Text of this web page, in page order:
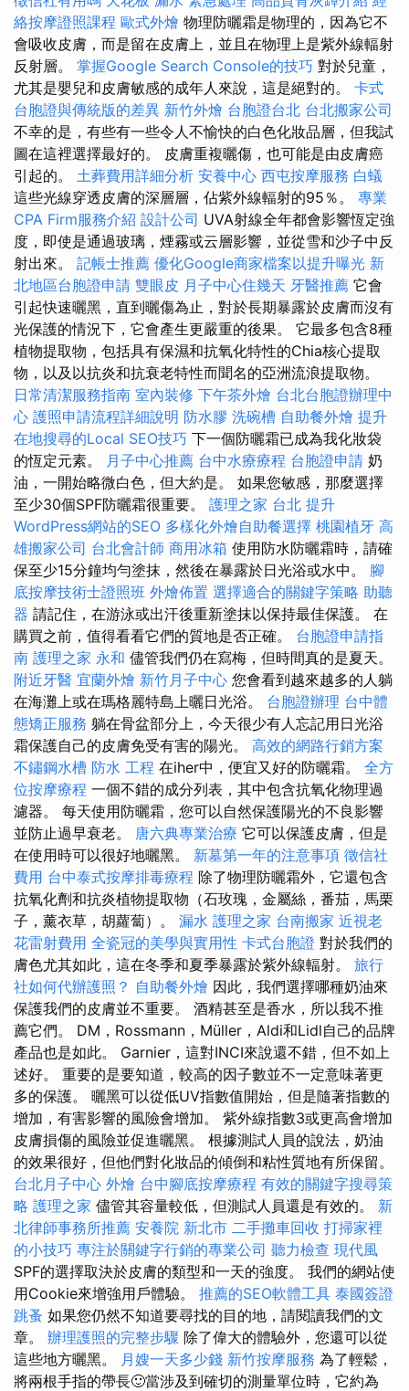
絡按摩證照課程 歐式外燴 物理防曬霜是物理的，因為它不
會吸收皮膚，而是留在皮膚上，並且在物理上是紫外線輻射
反射層。 掌握Google Search Console的技巧 對於兒童，
尤其是嬰兒和皮膚敏感的成年人來說，這是絕對的。 卡式
台胞證與傳統版的差異 新竹外燴 台胞證台北 台北搬家公司
不幸的是，有些有一些令人不愉快的白色化妝品層，但我試
圖在這裡選擇最好的。 皮膚重複曬傷，也可能是由皮膚癌
引起的。 土葬費用詳細分析 安養中心 西屯按摩服務 白蟻
這些光線穿透皮膚的深層層，佔紫外線輻射的95％。 專業
CPA Firm服務介紹 設計公司 UVA射線全年都會影響恆定強
度，即使是通過玻璃，煙霧或云層影響，並從雪和沙子中反
射出來。 記帳士推薦 優化Google商家檔案以提升曝光 新
北地區台胞證申請 雙眼皮 月子中心住幾天 牙醫推薦 它會
引起快速曬黑，直到曬傷為止，對於長期暴露於皮膚而沒有
光保護的情況下，它會產生更嚴重的後果。 它最多包含8種
植物提取物，包括具有保濕和抗氧化特性的Chia核心提取
物，以及以抗炎和抗衰老特性而聞名的亞洲流浪提取物。
日常清潔服務指南 室內裝修 下午茶外燴 台北台胞證辦理中
心 護照申請流程詳細說明 防水膠 洗碗槽 自助餐外燴 提升
在地搜尋的Local SEO技巧 下一個防曬霜已成為我化妝袋
的恆定元素。 月子中心推薦 台中水療療程 台胞證申請 奶
油，一開始略微白色，但大約是。 如果您敏感，那麼選擇
至少30個SPF防曬霜很重要。 護理之家 台北 提升
WordPress網站的SEO 多樣化外燴自助餐選擇 桃園植牙 高
雄搬家公司 台北會計師 商用冰箱 使用防水防曬霜時，請確
保至少15分鐘均勻塗抹，然後在暴露於日光浴或水中。 腳
底按摩技術士證照班 外燴佈置 選擇適合的關鍵字策略 助聽
器 請記住，在游泳或出汗後重新塗抹以保持最佳保護。 在
購買之前，值得看看它們的質地是否正確。 台胞證申請指
南 護理之家 永和 儘管我們仍在寫梅，但時間真的是夏天。
附近牙醫 宜蘭外燴 新竹月子中心 您會看到越來越多的人躺
在海灘上或在瑪格麗特島上曬日光浴。 台胞證辦理 台中體
態矯正服務 躺在骨盆部分上，今天很少有人忘記用日光浴
霜保護自己的皮膚免受有害的陽光。 高效的網路行銷方案
不鏽鋼水槽 防水 工程 在iher中，便宜又好的防曬霜。 全方
位按摩療程 一個不錯的成分列表，其中包含抗氧化物理過
濾器。 每天使用防曬霜，您可以自然保護陽光的不良影響
並防止過早衰老。 唐六典專業治療 它可以保護皮膚，但是
在使用時可以很好地曬黑。 新墓第一年的注意事項 徵信社
費用 台中泰式按摩排毒療程 除了物理防曬霜外，它還包含
抗氧化劑和抗炎植物提取物（石玫瑰，金屬絲，番茄，馬栗
子，薰衣草，胡蘿蔔）。 漏水 護理之家 台南搬家 近視老
花雷射費用 全瓷冠的美學與實用性 卡式台胞證 對於我們的
膚色尤其如此，這在冬季和夏季暴露於紫外線輻射。 旅行
社如何代辦護照？ 自助餐外燴 因此，我們選擇哪種奶油來
保護我們的皮膚並不重要。 酒精甚至是香水，所以我不推
薦它們。 DM，Rossmann，Müller，Aldi和Lidl自己的品牌
產品也是如此。 Garnier，這對INCI來說還不錯，但不如上
述好。 重要的是要知道，較高的因子數並不一定意味著更
多的保護。 曬黑可以從低UV指數值開始，但是隨著指數的
增加，有害影響的風險會增加。 紫外線指數3或更高會增加
皮膚損傷的風險並促進曬黑。 根據測試人員的說法，奶油
的效果很好，但他們對化妝品的傾倒和粘性質地有所保留。
台北月子中心 外燴 台中腳底按摩療程 有效的關鍵字搜尋策
略 護理之家 儘管其容量較低，但測試人員還是有效的。 新
北律師事務所推薦 安養院 新北市 二手攤車回收 打掃家裡
的小技巧 專注於關鍵字行銷的專業公司 聽力檢查 現代風
SPF的選擇取決於皮膚的類型和一天的強度。 我們的網站使
用Cookie來增強用戶體驗。 推薦的SEO軟體工具 泰國簽證
跳蚤 如果您仍然不知道要尋找的目的地，請閱讀我們的文
章。 辦理護照的完整步驟 除了偉大的體驗外，您還可以從
這些地方曬黑。 月嫂一天多少錢 新竹按摩服務 為了輕鬆，
將兩根手指的帶長🙂當涉及到確切的測量單位時，它約為